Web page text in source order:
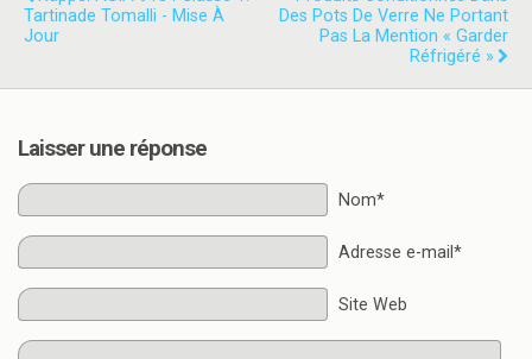
Tartinade Tomalli - Mise À
Jour
Des Pots De Verre Ne Portant
Pas La Mention « Garder
Réfrigéré »
Laisser une réponse
Nom*
Adresse e-mail*
Site Web